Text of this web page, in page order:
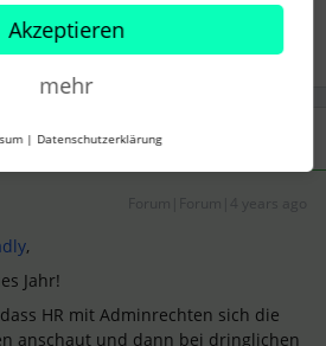
,
Jahr!
HR mit Adminrechten sich die
anschaut und dann bei dringlichen
Akzeptieren
mehr
| Datenschutzerklärung